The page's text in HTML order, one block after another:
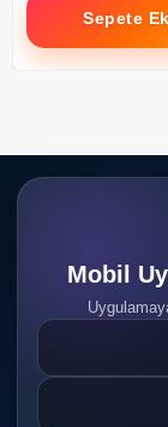
Sepete
Mobil